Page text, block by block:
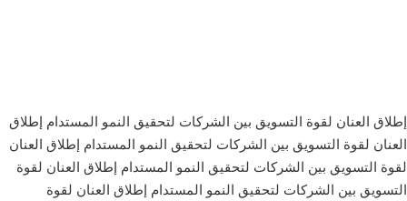
إطلاق العنان لقوة التسويق بين الشركات لتحقيق النمو المستدام إطلاق
العنان لقوة التسويق بين الشركات لتحقيق النمو المستدام إطلاق العنان
لقوة التسويق بين الشركات لتحقيق النمو المستدام إطلاق العنان لقوة
التسويق بين الشركات لتحقيق النمو المستدام إطلاق العنان لقوة